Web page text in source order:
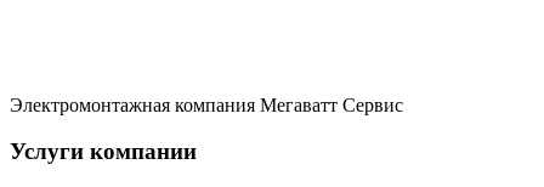
Электромонтажная компания Мегаватт Сервис
Услуги компании